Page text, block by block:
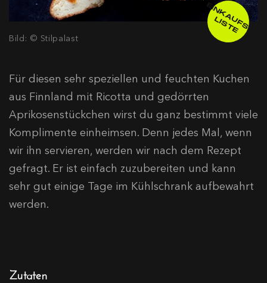
Bild: © Stilpalast
E
IN
K
A
U
F
S
-
L
IS
T
E
Für diesen sehr speziellen und feuchten Kuchen
aus Finnland mit Ricotta und gedörrten
Aprikosenstückchen wirst du ganz bestimmt viele
Komplimente einheimsen. Denn jedes Mal, wenn
wir ihn servieren, werden wir nach dem Rezept
gefragt. Er ist einfach zuzubereiten und kann
sehr gut einige Tage im Kühlschrank aufbewahrt
werden.
Zutaten